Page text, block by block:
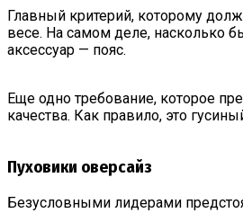
Главный критерий, которому
весе. На самом деле, насколько
аксессуар — пояс.
Еще одно требование, которое
качества. Как правило, это
Пуховики оверсайз
Безусловными лидерами